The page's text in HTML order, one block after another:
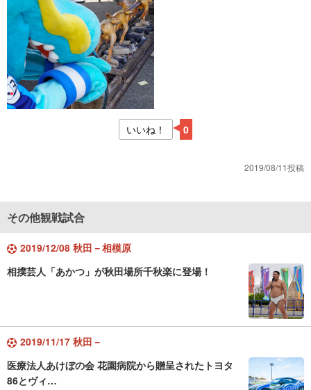
いいね！ 0
2019/08/11投稿
その他観戦試合
2019/12/08 秋田－相模原
相撲芸人「あかつ」が秋田場所千秋楽に登場！
2019/11/17 秋田－
医療法人あけぼの会 花園病院から贈呈されたトヨタ
86とヴィ…